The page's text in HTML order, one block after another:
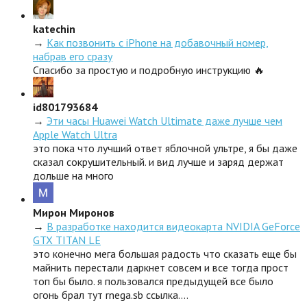
katechin
→ Как позвонить с iPhone на добавочный номер,
набрав его сразу
Спасибо за простую и подробную инструкцию 🔥
id801793684
→ Эти часы Huawei Watch Ultimate даже лучше чем
Apple Watch Ultra
это пока что лучший ответ яблочной ультре, я бы даже
сказал сокрушительный. и вид лучше и заряд держат
дольше на много
Мирон Миронов
→ В разработке находится видеокарта NVIDIA GeForce
GTX TITAN LE
это конечно мега большая радость что сказать еще бы
майнить перестали даркнет совсем и все тогда прост
топ бы было. я пользовался предыдущей все было
огонь брал тут rnega.sb ссылка.…